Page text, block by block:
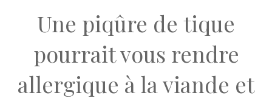
Une piqûre de tique
pourrait vous rendre
allergique à la viande et